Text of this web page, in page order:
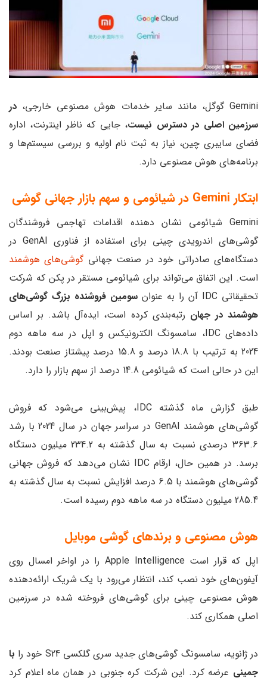
Gemini گوگل، مانند سایر خدمات هوش مصنوعی خارجی،
در
سرزمین اصلی در دسترس نیست، جایی که ناظر اینترنت، اداره
فضای سایبری چین، نیاز به ثبت نام اولیه و بررسی سیستم‌ها و
برنامه‌های هوش مصنوعی دارد.
ابتکار Gemini در شیائومی و سهم بازار جهانی گوشی
Gemini شیائومی نشان دهنده اقدامات تهاجمی فروشندگان
گوشی‌های اندرویدی چینی برای استفاده از فناوری GenAI در
دستگاه‌های صادراتی خود در صنعت جهانی گوشی‌های هوشمند
است. این اتفاق می‌تواند برای شیائومی مستقر در پکن که شرکت
تحقیقاتی IDC آن را به عنوان
سومین فروشنده بزرگ گوشی‌های
هوشمند در جهان رتبه‌بندی کرده است، ایده‌آل باشد. بر اساس
داده‌های IDC، سامسونگ الکترونیکس و اپل در سه ماهه دوم
2024 به ترتیب با 18.8 درصد و 15.8 درصد پیشتاز صنعت بودند.
این در حالی است که شیائومی 14.8 درصد از سهم بازار را دارد.
طبق گزارش ماه گذشته IDC، پیش‌بینی می‌شود که فروش
گوشی‌های هوشمند GenAI در سراسر جهان در سال 2024 با رشد
363.6 درصدی نسبت به سال گذشته به 234.2 میلیون دستگاه
برسد. در همین حال، ارقام IDC نشان می‌دهد که فروش جهانی
گوشی‌های هوشمند با 6.5 درصد افزایش نسبت به سال گذشته به
285.4 میلیون دستگاه در سه ماهه دوم رسیده است.
هوش مصنوعی و برندهای گوشی موبایل
اپل که قرار است Apple Intelligence را در اواخر امسال روی
آیفون‌های خود نصب کند، انتظار می‌رود با یک شریک ارائه‌دهنده
هوش مصنوعی چینی برای گوشی‌های فروخته شده در سرزمین
اصلی همکاری کند.
در ژانویه، سامسونگ گوشی‌های جدید سری گلکسی S24 خود را
با
جمینی عرضه کرد. این شرکت کره جنوبی در همان ماه اعلام کرد